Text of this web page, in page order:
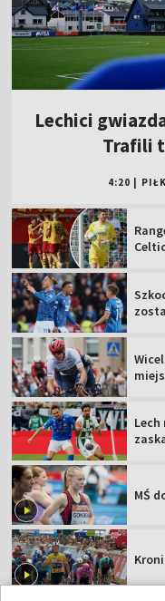
Lechici
Trafili
4:20
Lech
MŚ